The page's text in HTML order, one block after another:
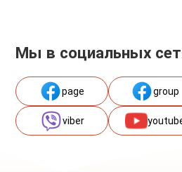
Мы в социальных
page group
viber